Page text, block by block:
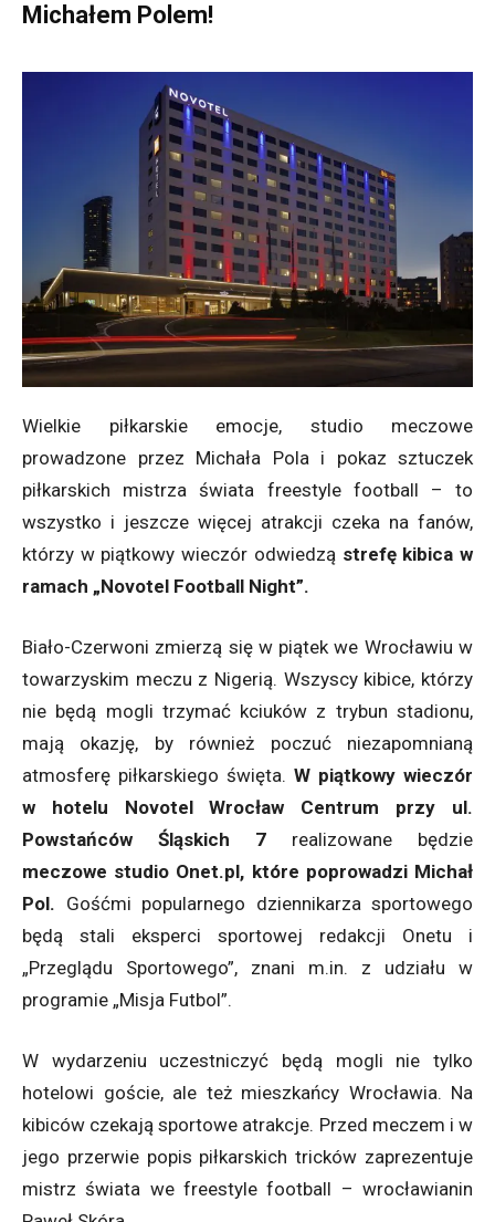
Michałem Polem!
Wielkie piłkarskie emocje, studio meczowe
prowadzone przez Michała Pola i pokaz sztuczek
piłkarskich mistrza świata freestyle football – to
wszystko i jeszcze więcej atrakcji czeka na fanów,
którzy w piątkowy wieczór odwiedzą strefę kibica w
ramach „Novotel Football Night”.
Biało-Czerwoni zmierzą się w piątek we Wrocławiu w
towarzyskim meczu z Nigerią. Wszyscy kibice, którzy
nie będą mogli trzymać kciuków z trybun stadionu,
mają okazję, by również poczuć niezapomnianą
atmosferę piłkarskiego święta. W piątkowy wieczór
w hotelu Novotel Wrocław Centrum przy ul.
Powstańców Śląskich 7 realizowane będzie
meczowe studio Onet.pl, które poprowadzi Michał
Pol. Gośćmi popularnego dziennikarza sportowego
będą stali eksperci sportowej redakcji Onetu i
„Przeglądu Sportowego”, znani m.in. z udziału w
programie „Misja Futbol”.
W wydarzeniu uczestniczyć będą mogli nie tylko
hotelowi goście, ale też mieszkańcy Wrocławia. Na
kibiców czekają sportowe atrakcje. Przed meczem i w
jego przerwie popis piłkarskich tricków zaprezentuje
mistrz świata we freestyle football – wrocławianin